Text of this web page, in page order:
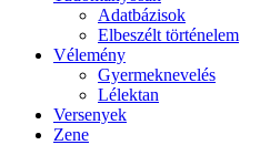
Adatbázisok
Elbeszélt történelem
Vélemény
Gyermeknevelés
Lélektan
Versenyek
Zene